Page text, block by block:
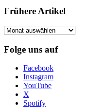
Frühere Artikel
Frühere
Folge uns auf
Facebook
Instagram
YouTube
X
Spotify